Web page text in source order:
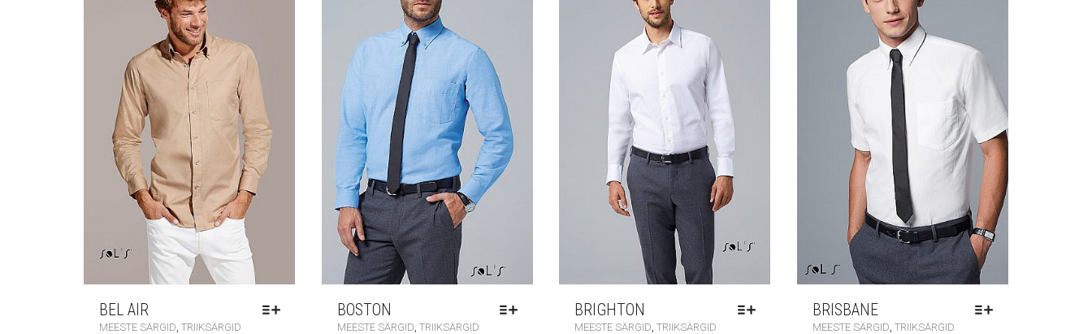
BEL AIR
MEESTE SÄRGID TRIIKSÄRGID
BOSTON
MEESTE SÄRGID TRIIKSÄRGID
BRIGHTON
MEESTE SÄRGID TRIIKSÄRGID
BRISBANE
MEESTE SÄRGID TRIIKSÄRGID